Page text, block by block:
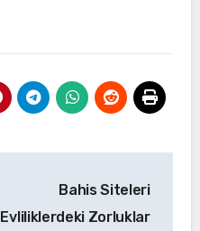
Bahis Siteleri
Evliliklerdeki Zorluklar